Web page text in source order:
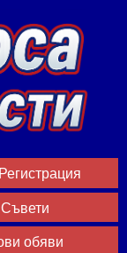
Регистрация
Съвети
обяви